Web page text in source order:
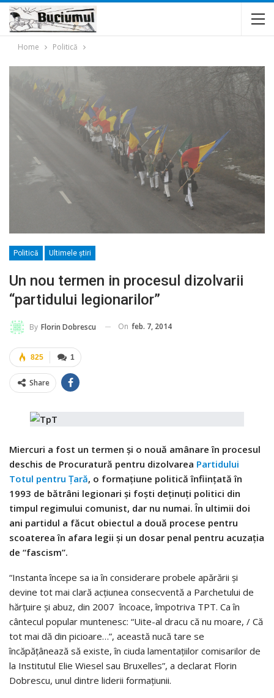
Home Politică
Politică Ultimele ştiri
Un nou termen in procesul dizolvarii
“partidului legionarilor”
By Florin Dobrescu On feb. 7, 2014
1
825
Share
Miercuri a fost un termen şi o nouă amânare în procesul
deschis de Procuratură pentru dizolvarea Partidului
Totul pentru Ţară, o formaţiune politică înfiinţată în
1993 de bătrâni legionari şi foşti deţinuţi politici din
timpul regimului comunist, dar nu numai. În ultimii doi
ani partidul a făcut obiectul a două procese pentru
scoaterea în afara legii şi un dosar penal pentru acuzaţia
de “fascism”.
“Instanta începe sa ia în considerare probele apărării și
devine tot mai clară acțiunea consecventă a Parchetului de
hărţuire și abuz, din 2007 încoace, împotriva TPT. Ca în
cântecul popular muntenesc: “Uite-al dracu că nu moare, / Că
tot mai dă din picioare…”, această nucă tare se
încăpățânează să existe, în ciuda lamentaţiilor comisarilor de
la Institutul Elie Wiesel sau Bruxelles”, a declarat Florin
Dobrescu, unul dintre liderii formaţiunii.